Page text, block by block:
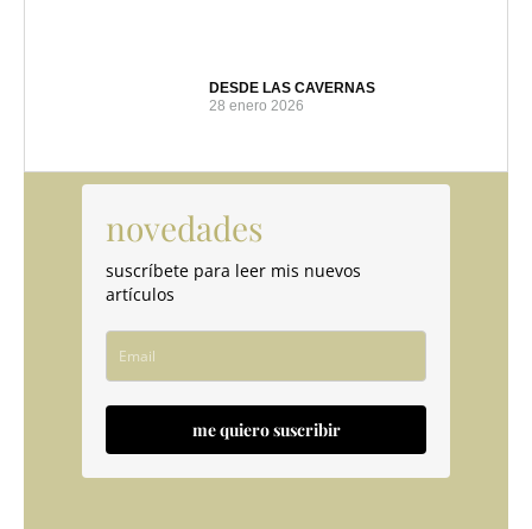
DESDE LAS CAVERNAS
28 enero 2026
novedades
suscríbete para leer mis nuevos
artículos
me quiero suscribir